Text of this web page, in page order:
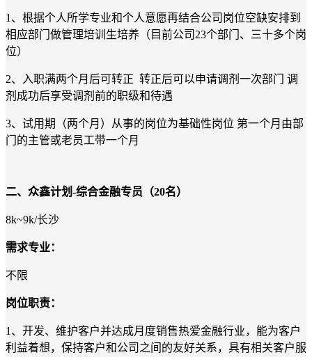
1、根据个人所学专业和个人意愿再结合公司岗位空缺安排到
相应部门做管理培训生培养（目前公司 23个部门、三十多个岗
位）
2、入职满两个月后可转正 转正后可以申请调剂一次部门
调
剂成功后享受调剂前的职级和待遇
3、试用期（两个月）从事的岗位为基础性岗位 第一个月由部
门的主管或老员工带一个月
二、 众鑫计划-综合金融专员（20名）
8k~9k/长沙
需求专业：
不限
岗位职责：
1 、开发、维护客户并达成月度销售热爱金融行业，能为客户
利益着想，保持客户和公司之间的友好关系，具有相关客户服